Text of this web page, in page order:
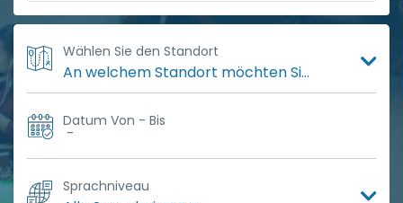
Wählen Sie den Standort
Datum Von - Bis
-
Sprachniveau